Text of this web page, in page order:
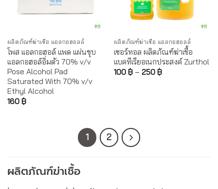
ผลิตภัณฑ์ฆ่าเชื้อ แอลกอฮอลล์
โพส แอลกอฮอล์ แพด แผ่นชุบ
แอลกอฮอล์อิ่มตัว 70% v/v
Pose Alcohol Pad
Saturated With 70% v/v
Ethyl Alcohol
160 ฿
ผลิตภัณฑ์ฆ่าเชื้อ แอลกอฮอลล์
เซอร์ทอล ผลิตภัณฑ์ฆ่าเชื้อ
แบคทีเรียอเนกประสงค์ Zurthol
100 ฿– 250 ฿
1 2
ผลิตภัณฑ์ฆ่าเชื้อ